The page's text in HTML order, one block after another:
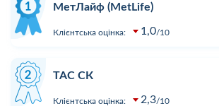
МетЛайф (MetLife)
Клієнтська оцінка: 1,0 10
ТАС СК
Клієнтська оцінка: 2,3 10